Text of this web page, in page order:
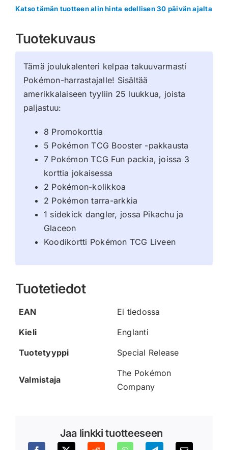
Katso tämän tuotteen alin hinta edellisen 30 päivän ajalta
Tuotekuvaus
Tämä joulukalenteri kelpaa takuuvarmasti
Pokémon-harrastajalle! Sisältää
amerikkalaiseen tyyliin 25 luukkua, joista
paljastuu:
8 Promokorttia
5 Pokémon TCG Booster -pakkausta
7 Pokémon TCG Fun packia, joissa 3
korttia jokaisessa
2 Pokémon-kolikkoa
2 Pokémon tarra-arkkia
1 sidekick dangler, jossa Pikachu ja
Glaceon
Koodikortti Pokémon TCG Liveen
Tuotetiedot
EAN
Ei tiedossa
Kieli
Englanti
Tuotetyyppi
Special Release
Valmistaja
The Pokémon
Company
Jaa linkki tuotteeseen